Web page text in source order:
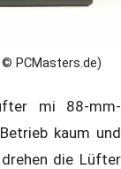
© PCMasters.de)
mi 88-mm-
kaum und
die Lüfter